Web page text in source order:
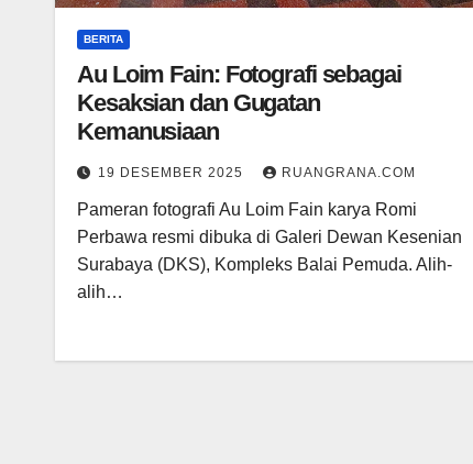
BERITA
Au Loim Fain: Fotografi sebagai
Kesaksian dan Gugatan
Kemanusiaan
19 DESEMBER 2025 RUANGRANA.COM
Pameran fotografi Au Loim Fain karya Romi
Perbawa resmi dibuka di Galeri Dewan Kesenian
Surabaya (DKS), Kompleks Balai Pemuda. Alih-
alih…